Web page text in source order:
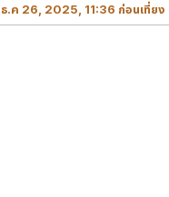
ธ.ค 26, 2025, 11:36 ก่อนเที่ยง